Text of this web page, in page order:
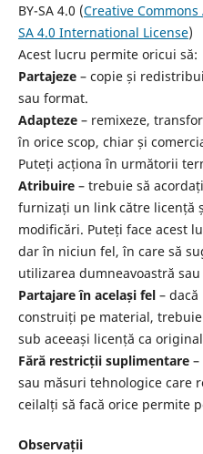
BY-SA 4.0 (Creative
SA 4.0 International License)
Acest lucru permite oricui să:
Partajeze– copie și
sau format.
Adapteze– remixeze,
în orice scop, chiar și
Puteți acționa în următorii
Atribuire– trebuie să
furnizați un link către licență
modificări. Puteți face acest
dar în niciun fel, în care să
utilizarea dumneavoastră
Partajare în același fel– dacă
construiți pe material,
sub aceeași licență ca
Fără restricții suplimentare–
sau măsuri tehnologice care
ceilalți să facă orice permite
Observații